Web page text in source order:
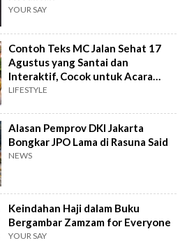
YOUR SAY
Contoh Teks MC Jalan Sehat 17
Agustus yang Santai dan
Interaktif, Cocok untuk Acara
Tingkat RT
LIFESTYLE
Alasan Pemprov DKI Jakarta
Bongkar JPO Lama di Rasuna Said
NEWS
Keindahan Haji dalam Buku
Bergambar Zamzam for Everyone
YOUR SAY